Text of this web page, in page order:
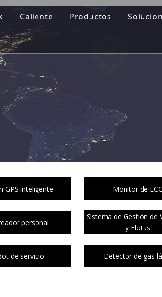
Caliente Productos
GPS inteligente Monitor de ECG
personal
Sistema de Gestión de
y Flotas
de servicio Detector de gas